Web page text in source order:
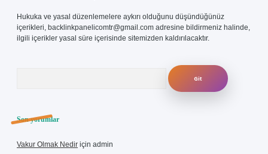
Hukuka ve yasal düzenlemelere aykırı olduğunu düşündüğünüz
içerikleri, backlinkpanelicomtr@gmail.com adresine bildirmeniz halinde,
ilgili içerikler yasal süre içerisinde sitemizden kaldırılacaktır.
Son yorumlar
Vakur Olmak Nedir için admin